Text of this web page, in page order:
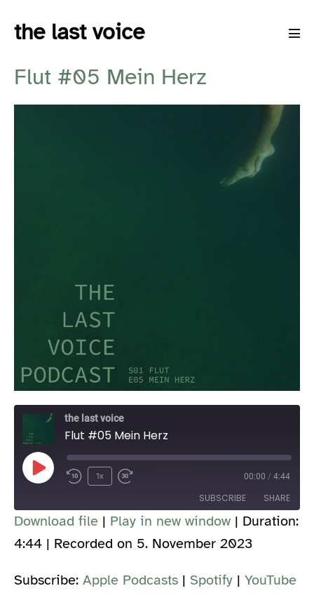
the last voice
Flut #05 Mein Herz
the last voice
Flut #05 Mein Herz
Play
1x 00:00 / 4:44
SUBSCRIBE SHARE
Apple Podcasts Spotify
RSS FEED
SHARE
Download file | Play in new window | Duration:
4:44 | Recorded on 5. November 2023
Subscribe: Apple Podcasts | Spotify | YouTube